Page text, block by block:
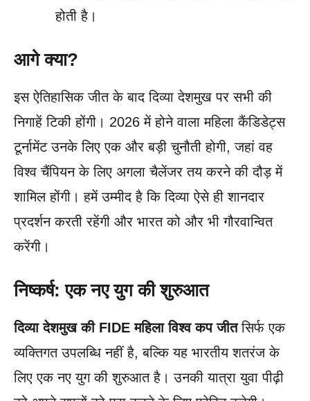
होती है।
आगे क्या?
इस ऐतिहासिक जीत के बाद दिव्या देशमुख पर सभी की
निगाहें टिकी होंगी। 2026 में होने वाला महिला कैंडिडेट्स
टूर्नामेंट उनके लिए एक और बड़ी चुनौती होगी, जहां वह
विश्व चैंपियन के लिए अगला चैलेंजर तय करने की दौड़ में
शामिल होंगी। हमें उम्मीद है कि दिव्या ऐसे ही शानदार
प्रदर्शन करती रहेंगी और भारत को और भी गौरवान्वित
करेंगी।
निष्कर्ष: एक नए युग की शुरुआत
दिव्या देशमुख की FIDE महिला विश्व कप जीतसिर्फ एक
व्यक्तिगत उपलब्धि नहीं है, बल्कि यह भारतीय शतरंज के
लिए एक नए युग की शुरुआत है। उनकी यात्रा युवा पीढ़ी